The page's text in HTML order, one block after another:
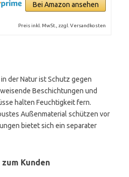
Bei Amazon ansehen
Preis inkl. MwSt., zzgl. Versandkosten
der Natur ist Schutz gegen
Beschichtungen und
halten Feuchtigkeit fern.
Außenmaterial schützen vor
bietet sich ein separater
Kunden